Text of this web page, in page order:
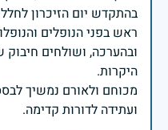
בהתקדש יום הזיכרון
ראש בפני הנופלים
ובהערכה, ושולחים
מכוחם ולאורם נמשיך
ועתידה לדורות קדימה.